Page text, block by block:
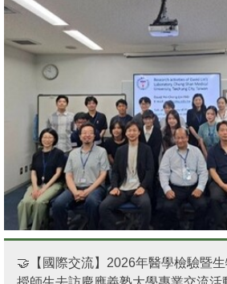
🤝【國際交流】2026年醫學檢驗暨